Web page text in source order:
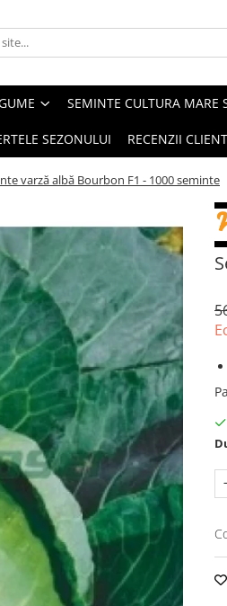
SEMINTE CULTURA MARE
SEZONULUI RECENZII
varză albă Bourbon F1 - 1000 seminte